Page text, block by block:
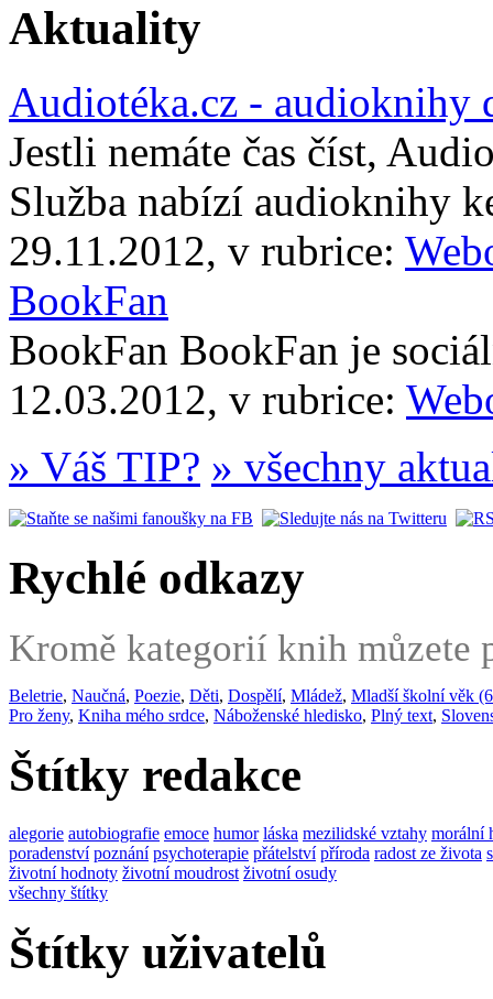
Aktuality
Audiotéka.cz - audioknihy
Jestli nemáte čas číst,
Služba nabízí audioknihy
29.11.2012, v rubrice:
BookFan
BookFan BookFan je
12.03.2012, v rubrice:
» Váš TIP? » všechny
Rychlé odkazy
Kromě kategorií knih můzete
Beletrie, Naučná, Poezie, Děti, Dospělí, Mládež, Mladší školní věk
Pro ženy, Kniha mého srdce, Náboženské hledisko, Plný text,
Štítky redakce
alegorie autobiografie emoce humor láska mezilidské vztahy morální
poradenství poznání psychoterapie přátelství příroda radost ze života
životní hodnoty životní moudrost životní osudy
všechny štítky
Štítky uživatelů